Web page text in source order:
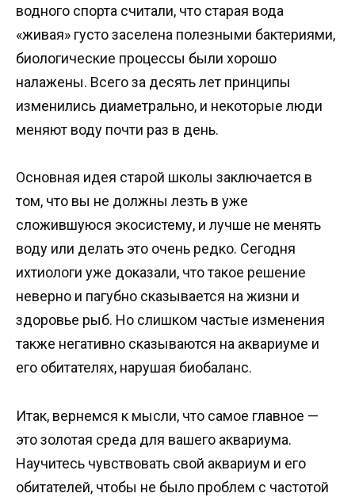
водного спорта считали, что старая вода
«живая» густо заселена полезными бактериями,
биологические процессы были хорошо
налажены. Всего за десять лет принципы
изменились диаметрально, и некоторые люди
меняют воду почти раз в день.
Основная идея старой школы заключается в
том, что вы не должны лезть в уже
сложившуюся экосистему, и лучше не менять
воду или делать это очень редко. Сегодня
ихтиологи уже доказали, что такое решение
неверно и пагубно сказывается на жизни и
здоровье рыб. Но слишком частые изменения
также негативно сказываются на аквариуме и
его обитателях, нарушая биобаланс.
Итак, вернемся к мысли, что самое главное —
это золотая среда для вашего аквариума.
Научитесь чувствовать свой аквариум и его
обитателей, чтобы не было проблем с частотой